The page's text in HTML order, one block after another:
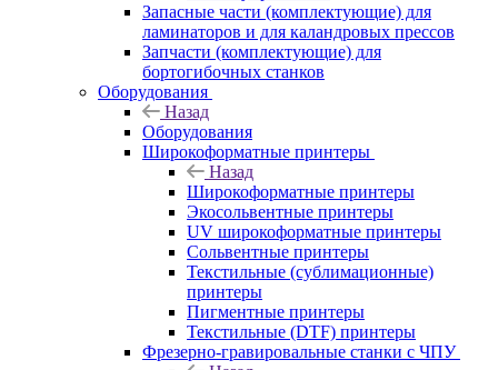
Запасные части (комплектующие) для
ламинаторов и для каландровых прессов
Запчасти (комплектующие) для
бортогибочных станков
Оборудования
Назад
Оборудования
Широкоформатные принтеры
Назад
Широкоформатные принтеры
Экосольвентные принтеры
UV широкоформатные принтеры
Сольвентные принтеры
Текстильные (сублимационные)
принтеры
Пигментные принтеры
Текстильные (DTF) принтеры
Фрезерно-гравировальные станки с ЧПУ